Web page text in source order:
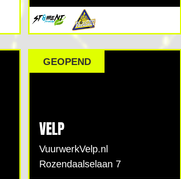
GEOPEND
VELP
VuurwerkVelp.nl
Rozendaalselaan 7